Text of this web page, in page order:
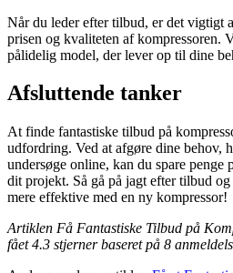
Når du leder efter tilbud, er det vigtigt
prisen og kvaliteten af kompressoren.
pålidelig model, der lever op til dine
Afsluttende tanker
At finde fantastiske tilbud på
udfordring. Ved at afgøre dine behov,
undersøge online, kan du spare penge
dit projekt. Så gå på jagt efter tilbud
mere effektive med en ny kompressor!
Artiklen Få Fantastiske Tilbud på
fået4.3 stjerner baseret på 8